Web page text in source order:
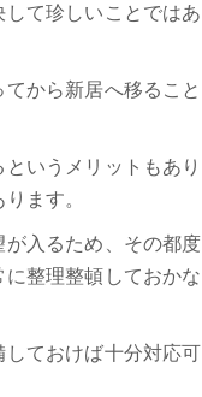
て珍しいことではあ
から新居へ移ること
いうメリットもあり
ます。
入るため、その都度
整理整頓しておかな
ておけば十分対応可